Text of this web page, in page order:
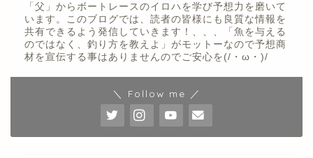
「父」からボートレースのイロハを学び予想力を磨いて
います。このブログでは、読者の皆様にも良質な情報を
共有できるよう発信していきます！、、、「魚を与える
のではなく、釣り方を教えよ」がモットーなので予想商
材を宣伝する事はありませんのでご安心を(/・ω・)/
＼ Follow me ／